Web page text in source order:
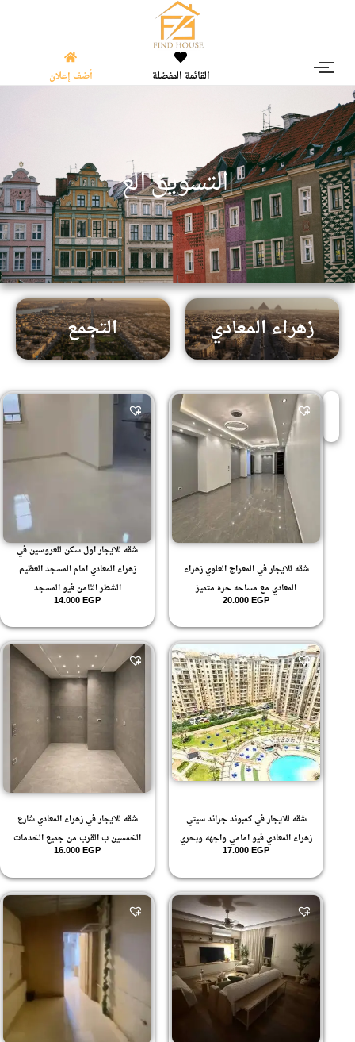
القائمة المفضلة أضف إعلان
التسويقالعقار |
زهراء المعادي التجمع
شقه للايجار في المعراج العلوي زهراء
المعادي مع مساحه حره متميز
20.000EGP
شقه للايجار اول سكن للعروسين في
زهراء المعادي امام المسجد العظيم
الشطر الثامن فيو المسجد
14.000EGP
شقه للايجار في كمبوند جراند سيتي
زهراء المعادي فيو امامي واجهه وبحري
17.000EGP
شقه للايجار في زهراء المعادي شارع
الخمسين ب القرب من جميع الخدمات
16.000EGP